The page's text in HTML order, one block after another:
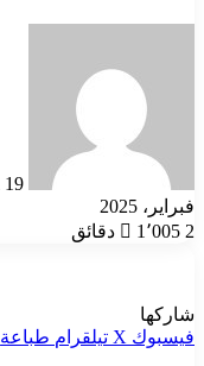
19 فبراير، 2025
فبراير، 2025
1٬005 2 دقائق
شاركها
فيسبوك ‫X تيلقرام طباعة